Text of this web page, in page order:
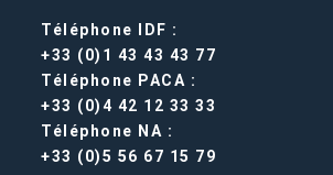
Téléphone IDF :
+33 (0)1 43 43 43 77
Téléphone PACA :
+33 (0)4 42 12 33 33
Téléphone NA :
+33 (0)5 56 67 15 79